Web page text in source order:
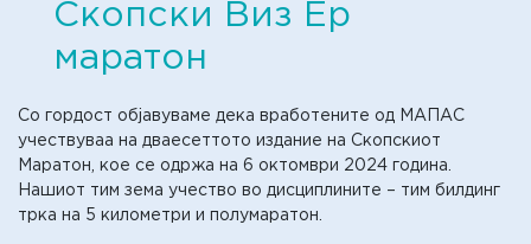
Скопски Виз Ер
маратон
Со гордост објавуваме дека вработените од МАПАС
учествуваа на дваесеттото издание на Скопскиот
Маратон, кое се одржа на 6 октомври 2024 година.
Нашиот тим зема учество во дисциплините – тим билдинг
трка на 5 километри и полумаратон.